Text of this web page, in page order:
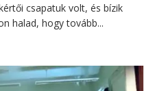
csapatuk volt, és bízik
halad, hogy tovább...